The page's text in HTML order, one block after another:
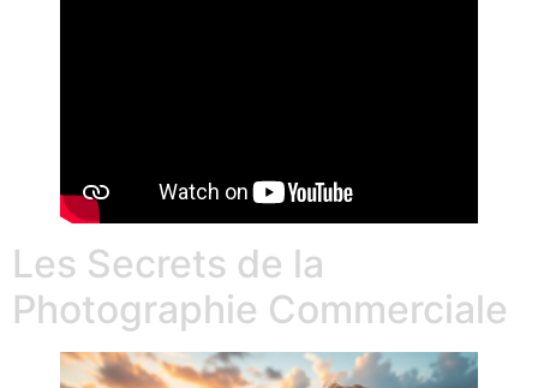
Les Secrets de la
Photographie Commerciale